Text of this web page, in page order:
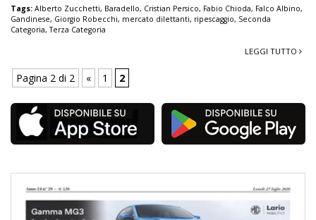
Tags: Alberto Zucchetti, Baradello, Cristian Persico, Fabio Chioda, Falco Albino,
Gandinese, Giorgio Robecchi, mercato dilettanti, ripescaggio, Seconda
Categoria,Terza Categoria
LEGGI TUTTO
Pagina 2 di 2 « 1 2